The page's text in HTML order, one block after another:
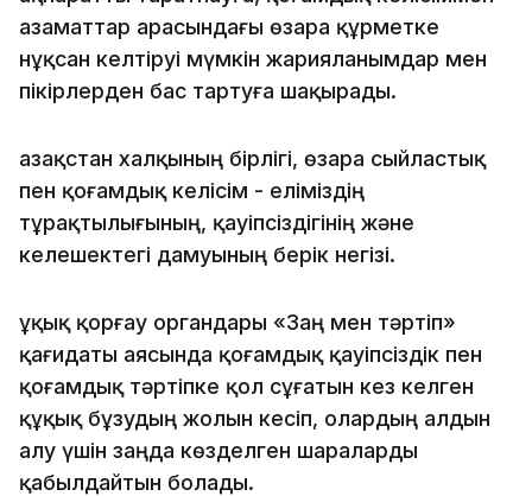
азаматтар арасындағы өзара құрметке
нұқсан келтіруі мүмкін жарияланымдар мен
пікірлерден бас тартуға шақырады.
Қазақстан халқының бірлігі, өзара сыйластық
пен қоғамдық келісім - еліміздің
тұрақтылығының, қауіпсіздігінің және
келешектегі дамуының берік негізі.
Құқық қорғау органдары «Заң мен тәртіп»
қағидаты аясында қоғамдық қауіпсіздік пен
қоғамдық тәртіпке қол сұғатын кез келген
құқық бұзудың жолын кесіп, олардың алдын
алу үшін заңда көзделген шараларды
қабылдайтын болады.